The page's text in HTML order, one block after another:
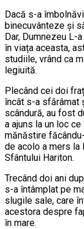
Dacă s-a
binecuvânteze și
Dar, Dumnezeu L-
în viața aceasta,
studiile, vrând ca
legiuită.
Plecând cei doi
încât s-a sfărâmat
scândură, au fost
a ajuns la un loc
mănăstire
de acolo a mers la
Sfântului Hariton.
Trecând doi ani
s-a întâmplat pe
slugile sale, care
acestora despre
în mare.